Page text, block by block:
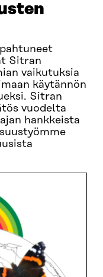
Sitran
vaikutuksia
käytännön
Sitran
vuodelta
hankkeista